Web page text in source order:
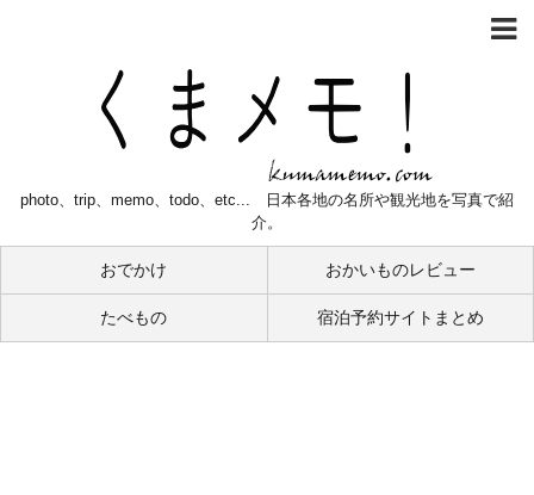
photo、trip、memo、todo、etc... 日本各地の名所や観光地を写真で紹
介。
おでかけ おかいものレビュー
たべもの 宿泊予約サイトまとめ